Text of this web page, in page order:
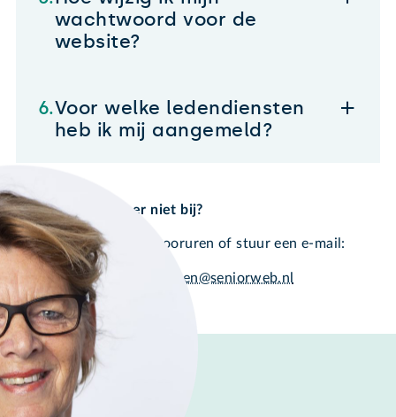
wachtwoord voor de
website?
Voor welke ledendiensten
heb ik mij aangemeld?
Zit jouw vraag er niet bij?
Bel ons tijdens kantooruren of stuur een e-mail:
030 276 99 65 leden@seniorweb.nl